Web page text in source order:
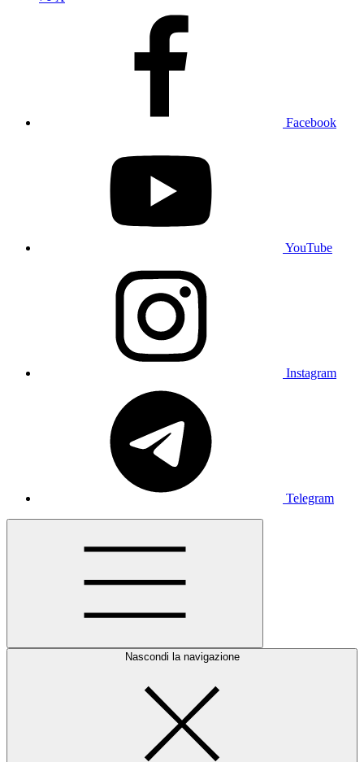
Facebook
YouTube
Instagram
Telegram
Nascondi la navigazione